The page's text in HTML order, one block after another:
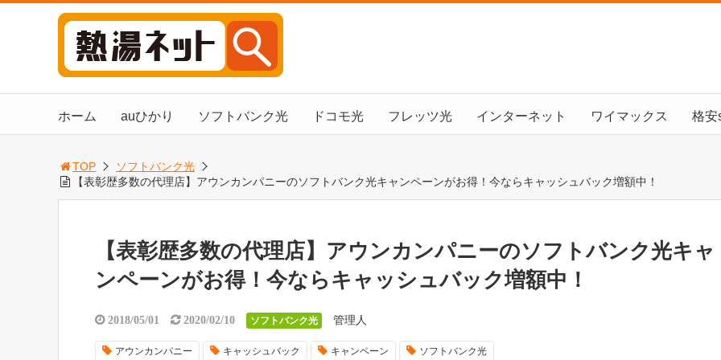
ホーム auひかり ソフトバンク光 ドコモ光 フレッツ光 インターネット ワイマックス 格安
TOP
ソフトバンク光
【表彰歴多数の代理店】アウンカンパニーのソフトバンク光キャンペーンがお得！今ならキャッシュバック増額中！
【表彰歴多数の代理店】アウンカンパニーのソフトバンク光キャ
ンペーンがお得！今ならキャッシュバック増額中！
2018/05/01 2020/02/10 ソフトバンク光 管理人
アウンカンパニー キャッシュバック キャンペーン ソフトバンク光